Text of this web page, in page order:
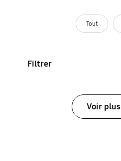
Tout
Filtrer
Voir plus